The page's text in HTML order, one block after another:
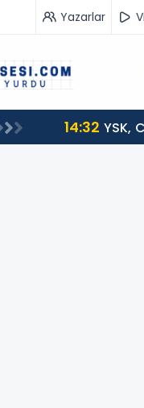
Yazarlar
14:32 YSK,